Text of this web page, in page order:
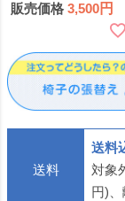
料は別ページからお
求めください※ 椅子
の張替え 椅子 はり
かえ 作業 サービス
返送
販売価格 3,500
送料
送料
対象
円)